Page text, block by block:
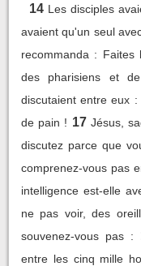
14 Les disciples
avaient qu'un seul
recommanda : Faites
des pharisiens et
discutaient entre eux
de pain ! 17 Jésus,
discutez parce que
comprenez-vous pas
intelligence est-elle
ne pas voir, des
souvenez-vous pas :
entre les cinq mille